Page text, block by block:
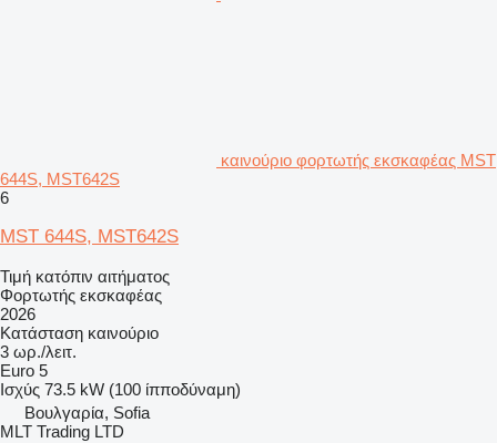
καινούριο φορτωτής εκσκαφέας MST
644S, MST642S
6
MST 644S, MST642S
Τιμή κατόπιν αιτήματος
Φορτωτής εκσκαφέας
2026
Κατάσταση καινούριο
3 ωρ./λειτ.
Euro 5
Ισχύς 73.5 kW (100 ίπποδύναμη)
Βουλγαρία, Sofia
MLT Trading LTD